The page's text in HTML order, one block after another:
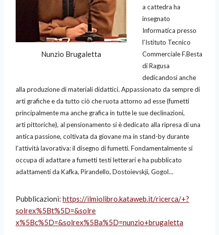
Nunzio Brugaletta
a cattedra ha
insegnato
Informatica presso
l’Istituto Tecnico
Commerciale F.Besta
di Ragusa
dedicandosi anche
alla produzione di materiali didattici. Appassionato da sempre di
arti grafiche e da tutto ciò che ruota attorno ad esse (fumetti
principalmente ma anche grafica in tutte le sue declinazioni,
arti pittoriche), al pensionamento si è dedicato alla ripresa di una
antica passione, coltivata da giovane ma in stand-by durante
l’attività lavorativa: il disegno di fumetti. Fondamentalmente si
occupa di adattare a fumetti testi letterari e ha pubblicato
adattamenti da Kafka, Pirandello, Dostoievskji, Gogol…
Pubblicazioni: https://ilmiolibro.kataweb.it/ricerca/+?
solrex%5Bt%5D=&solre
x%5Bc%5D=&solrex%5Ba%5D=nunzio+brugaletta